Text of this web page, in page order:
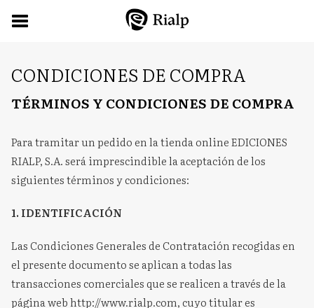
CONDICIONES DE COMPRA
TÉRMINOS Y CONDICIONES DE COMPRA
Para tramitar un pedido en la tienda online EDICIONES
RIALP, S.A. será imprescindible la aceptación de los
siguientes términos y condiciones:
1. IDENTIFICACIÓN
Las Condiciones Generales de Contratación recogidas en
el presente documento se aplican a todas las
transacciones comerciales que se realicen a través de la
página web http://www.rialp.com, cuyo titular es